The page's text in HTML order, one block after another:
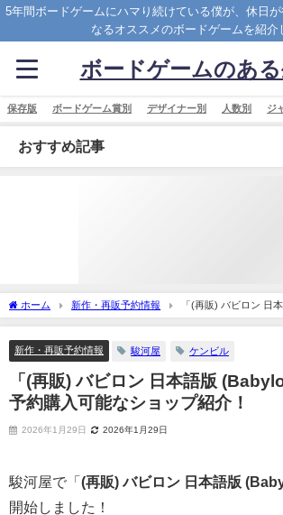
5年間ボードゲームにハマり続けている僕が、休日が
なるオススメのボードゲームを紹介
ボードゲームのあ
保存版 ボードゲーム賞別 デザイナー別 人数別 ジ
おすすめ記事
ホーム 新作・再販予約情報
「(再販) バビロン 日
と予約購入可能なショップ紹介！
新作・再販予約情報 駿河屋 ケンビル
「(再販) バビロン 日本語版
予約購入可能なショップ紹介！
2026年1月29日 2026年1月29日
駿河屋で「 (再販) バビロン 日本語版
開始しました！